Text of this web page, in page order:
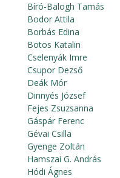
Bíró-Balogh Tamás
Bodor Attila
Borbás Edina
Botos Katalin
Cselenyák Imre
Csupor Dezső
Deák Mór
Dinnyés József
Fejes Zsuzsanna
Gáspár Ferenc
Gévai Csilla
Gyenge Zoltán
Hamszai G. András
Hódi Ágnes